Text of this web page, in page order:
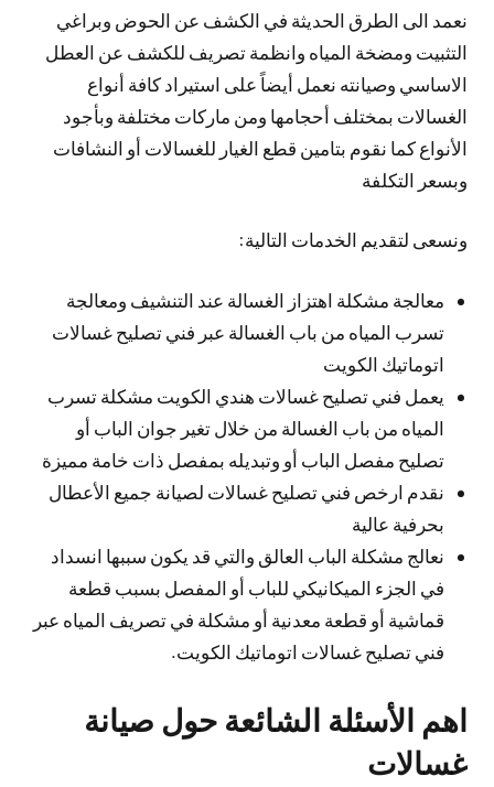
نعمد الى الطرق الحديثة في الكشف عن الحوض وبراغي
التثبيت ومضخة المياه وانظمة تصريف للكشف عن العطل
الاساسي وصيانته نعمل أيضاً على استيراد كافة أنواع
الغسالات بمختلف أحجامها ومن ماركات مختلفة وبأجود
الأنواع كما نقوم بتامين قطع الغيار للغسالات أو النشافات
وبسعر التكلفة
ونسعى لتقديم الخدمات التالية:
معالجة مشكلة اهتزاز الغسالة عند التنشيف ومعالجة
تسرب المياه من باب الغسالة عبر فني تصليح غسالات
اتوماتيك الكويت
يعمل فني تصليح غسالات هندي الكويت مشكلة تسرب
المياه من باب الغسالة من خلال تغير جوان الباب أو
تصليح مفصل الباب أو وتبديله بمفصل ذات خامة مميزة
نقدم ارخص فني تصليح غسالات لصيانة جميع الأعطال
بحرفية عالية
نعالج مشكلة الباب العالق والتي قد يكون سببها انسداد
في الجزء الميكانيكي للباب أو المفصل بسبب قطعة
قماشية أو قطعة معدنية أو مشكلة في تصريف المياه عبر
فني تصليح غسالات اتوماتيك الكويت.
اهم الأسئلة الشائعة حول صيانة
غسالات